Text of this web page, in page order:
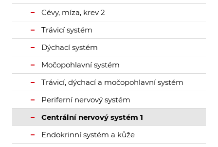
Cévy, míza, krev 2
Trávicí systém
Dýchací systém
Močopohlavní systém
Trávicí, dýchací a močopohlavní systém
Periferní nervový systém
Centrální nervový systém 1
Endokrinní systém a kůže